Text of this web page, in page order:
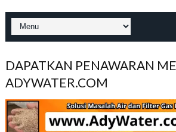
DAPATKAN PENAWARAN
ADYWATER.COM